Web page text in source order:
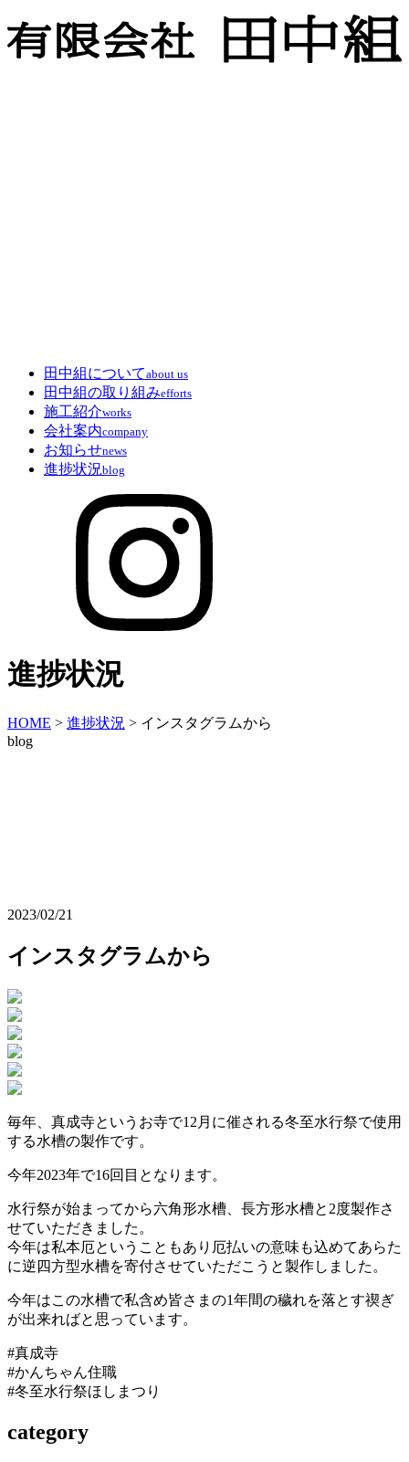
田中組についてabout us
田中組の取り組みefforts
施工紹介works
会社案内company
お知らせnews
進捗状況blog
進捗状況
HOME > 進捗状況 > インスタグラムから
blog
2023/02/21
インスタグラムから
毎年、真成寺というお寺で12月に催される冬至水行祭で使用
する水槽の製作です。
今年2023年で16回目となります。
水行祭が始まってから六角形水槽、長方形水槽と2度製作さ
せていただきました。
今年は私本厄ということもあり厄払いの意味も込めてあらた
に逆四方型水槽を寄付させていただこうと製作しました。
今年はこの水槽で私含め皆さまの1年間の穢れを落とす禊ぎ
が出来ればと思っています。
#真成寺
#かんちゃん住職
#冬至水行祭ほしまつり
category